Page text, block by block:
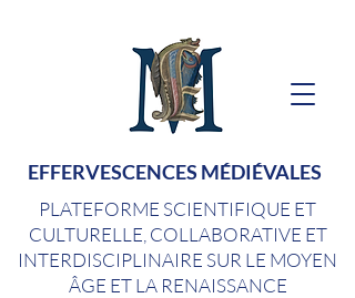
EFFERVESCENCES MÉDIÉVALES
PLATEFORME SCIENTIFIQUE ET
CULTURELLE, COLLABORATIVE ET
INTERDISCIPLINAIRE SUR LE MOYEN
ÂGE ET LA RENAISSANCE